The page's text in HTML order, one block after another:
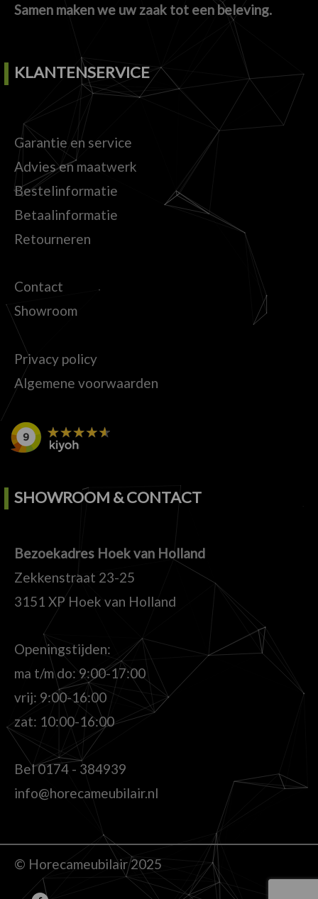
Samen maken we uw zaak tot een beleving.
KLANTENSERVICE
Garantie en service
Advies en maatwerk
Bestelinformatie
Betaalinformatie
Retourneren
Contact
Showroom
Privacy policy
Algemene voorwaarden
SHOWROOM & CONTACT
Bezoekadres Hoek van Holland
Zekkenstraat 23-25
3151 XP Hoek van Holland
Openingstijden:
ma t/m do: 9:00-17:00
vrij: 9:00-16:00
zat: 10:00-16:00
Bel0174 - 384939
info@horecameubilair.nl
© Horecameubilair 2025